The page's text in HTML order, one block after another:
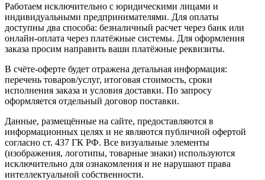
Работаем исключительно с юридическими лицами и
индивидуальными предпринимателями. Для оплаты
доступны два способа: безналичный расчет через банк или
онлайн-оплата через платёжные системы. Для оформления
заказа просим направить ваши платёжные реквизиты.
В счёте-оферте будет отражена детальная информация:
перечень товаров/услуг, итоговая стоимость, сроки
исполнения заказа и условия доставки. По запросу
оформляется отдельный договор поставки.
Данные, размещённые на сайте, предоставляются в
информационных целях и не являются публичной офертой
согласно ст. 437 ГК РФ. Все визуальные элементы
(изображения, логотипы, товарные знаки) используются
исключительно для ознакомления и не нарушают права
интеллектуальной собственности.